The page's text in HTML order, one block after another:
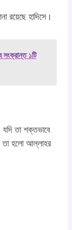
রয়েছে হাদিসে।
সংক্রান্ত ১টি
যদি তা শক্তভাবে
তা হলো আল্লাহর